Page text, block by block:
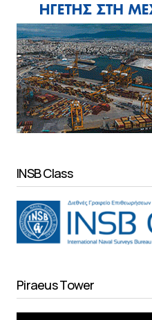
INSB Class
Piraeus Tower